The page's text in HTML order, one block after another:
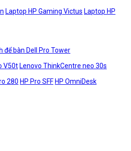
Laptop HP Gaming Victus Laptop HP
để bàn Dell Pro Tower
V50t Lenovo ThinkCentre neo 30s
280 HP Pro SFF HP OmniDesk